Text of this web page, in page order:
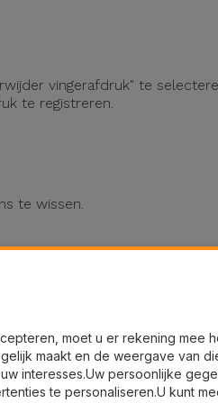
vingerafdruk" te
te registreren.
te wissen.
de iServices-winkels.
met
moet u er rekening mee
maakt en de weergave van
interesses.Uw persoonlijke
te personaliseren.U kunt